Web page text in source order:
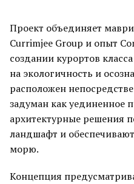
Проект объединяет
Currimjee Group и опыт
создании курортов
на экологичность и
расположен
задуман как уединенное
архитектурные решения
ландшафт и
морю.
Концепция